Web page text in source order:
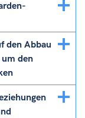
den Abbau
den